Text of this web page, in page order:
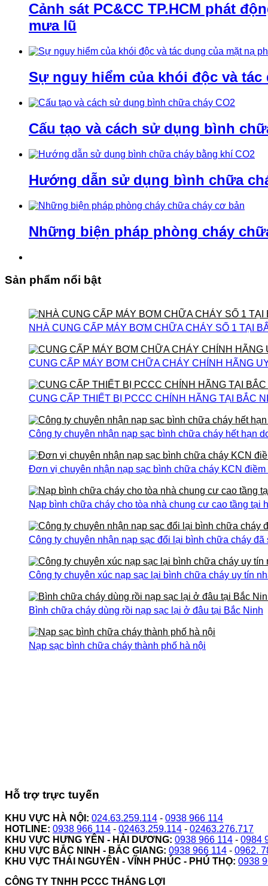
Cảnh sát PC&CC TP.HCM phát
mưa lũ
Sự nguy hiểm của khói độc và
Cấu tạo và cách sử dụng bình
Hướng dẫn sử dụng bình chữa
Những biện pháp phòng cháy
Sản phẩm nổi bật
NHÀ CUNG CẤP MÁY BƠM CHỮA CHÁY SỐ 1 TẠI
CUNG CẤP MÁY BƠM CHỮA CHÁY CHÍNH HÃNG
CUNG CẤP THIẾT BỊ PCCC CHÍNH HÃNG TẠI BẮC
Công ty chuyên nhận nạp sạc bình chữa cháy hết hạn
Đơn vị chuyên nhận nạp sạc bình chữa cháy KCN
Nạp bình chữa cháy cho tòa nhà chung cư cao tầng tại
Công ty chuyên nhận nạp sạc đổi lại bình chữa cháy
Công ty chuyên xúc nạp sạc lại bình chữa cháy uy tín
Bình chữa cháy dùng rồi nạp sạc lại ở đâu tại Bắc Ninh
Nạp sạc bình chữa cháy thành phố hà nội
Hỗ trợ trực tuyến
KHU VỰC HÀ NỘI: 024.63.259.114 - 0938 966 114
HOTLINE: 0938 966 114 - 02463.259.114 - 02463.276.717
KHU VỰC HƯNG YÊN - HẢI DƯƠNG: 0938 966 114 - 0984
KHU VỰC BẮC NINH - BẮC GIANG: 0938 966 114 - 0962.
KHU VỰC THÁI NGUYÊN - VĨNH PHÚC - PHÚ THỌ: 0938
CÔNG TY TNHH PCCC THẮNG LỢI